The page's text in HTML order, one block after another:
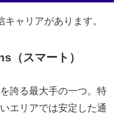
ャリアがあります。
スマート）
誇る最大手の一つ。特
エリアでは安定した通